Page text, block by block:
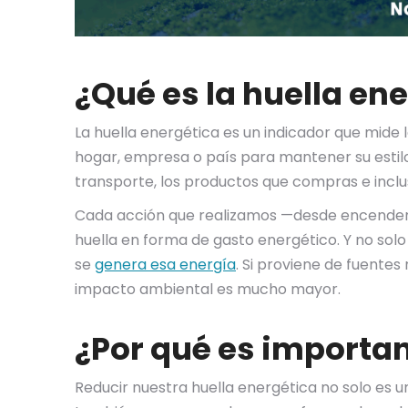
¿Qué es la huella
La huella energética es un indicador que
hogar, empresa o país para mantener su
transporte, los productos que compras e
Cada acción que realizamos —desde
huella en forma de gasto energético. Y no
se genera esa energía. Si proviene de
impacto ambiental es mucho mayor.
¿Por qué es
Reducir nuestra huella energética no solo es